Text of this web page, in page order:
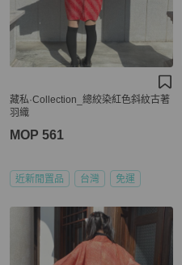
藏私·Collection_總絞染紅色斜紋古著
羽織
MOP 561
近新閒置品 台灣 免運